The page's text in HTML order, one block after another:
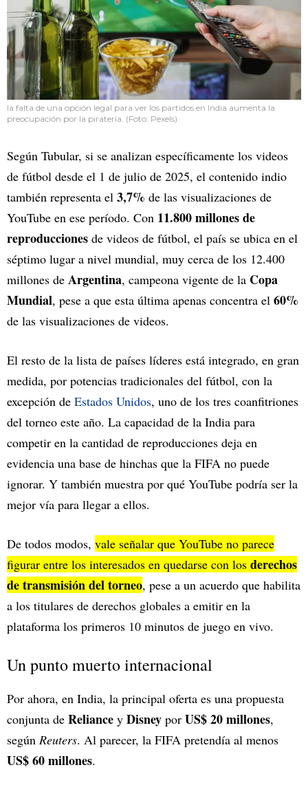
la falta de una opción legal para ver los partidos en India aumenta la
preocupación por la piratería. (Foto: Pexels)
Según Tubular, si se analizan específicamente los videos
de fútbol desde el 1 de julio de 2025, el contenido indio
también representa el 3,7% de las visualizaciones de
YouTube en ese período. Con 11.800 millones de
reproducciones de videos de fútbol, el país se ubica en el
séptimo lugar a nivel mundial, muy cerca de los 12.400
millones de Argentina, campeona vigente de la Copa
Mundial, pese a que esta última apenas concentra el 60%
de las visualizaciones de videos.
El resto de la lista de países líderes está integrado, en gran
medida, por potencias tradicionales del fútbol, con la
excepción de Estados Unidos, uno de los tres coanfitriones
del torneo este año. La capacidad de la India para
competir en la cantidad de reproducciones deja en
evidencia una base de hinchas que la FIFA no puede
ignorar. Y también muestra por qué YouTube podría ser la
mejor vía para llegar a ellos.
De todos modos, vale señalar que YouTube no parece
figurar entre los interesados en quedarse con los derechos
de transmisión del torneo, pese a un acuerdo que habilita
a los titulares de derechos globales a emitir en la
plataforma los primeros 10 minutos de juego en vivo.
Un punto muerto internacional
Por ahora, en India, la principal oferta es una propuesta
conjunta de Reliance y Disney por US$ 20 millones,
según Reuters. Al parecer, la FIFA pretendía al menos
US$ 60 millones.